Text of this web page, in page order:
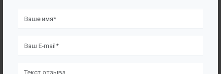
Счастливых клиентов
Сертификаты